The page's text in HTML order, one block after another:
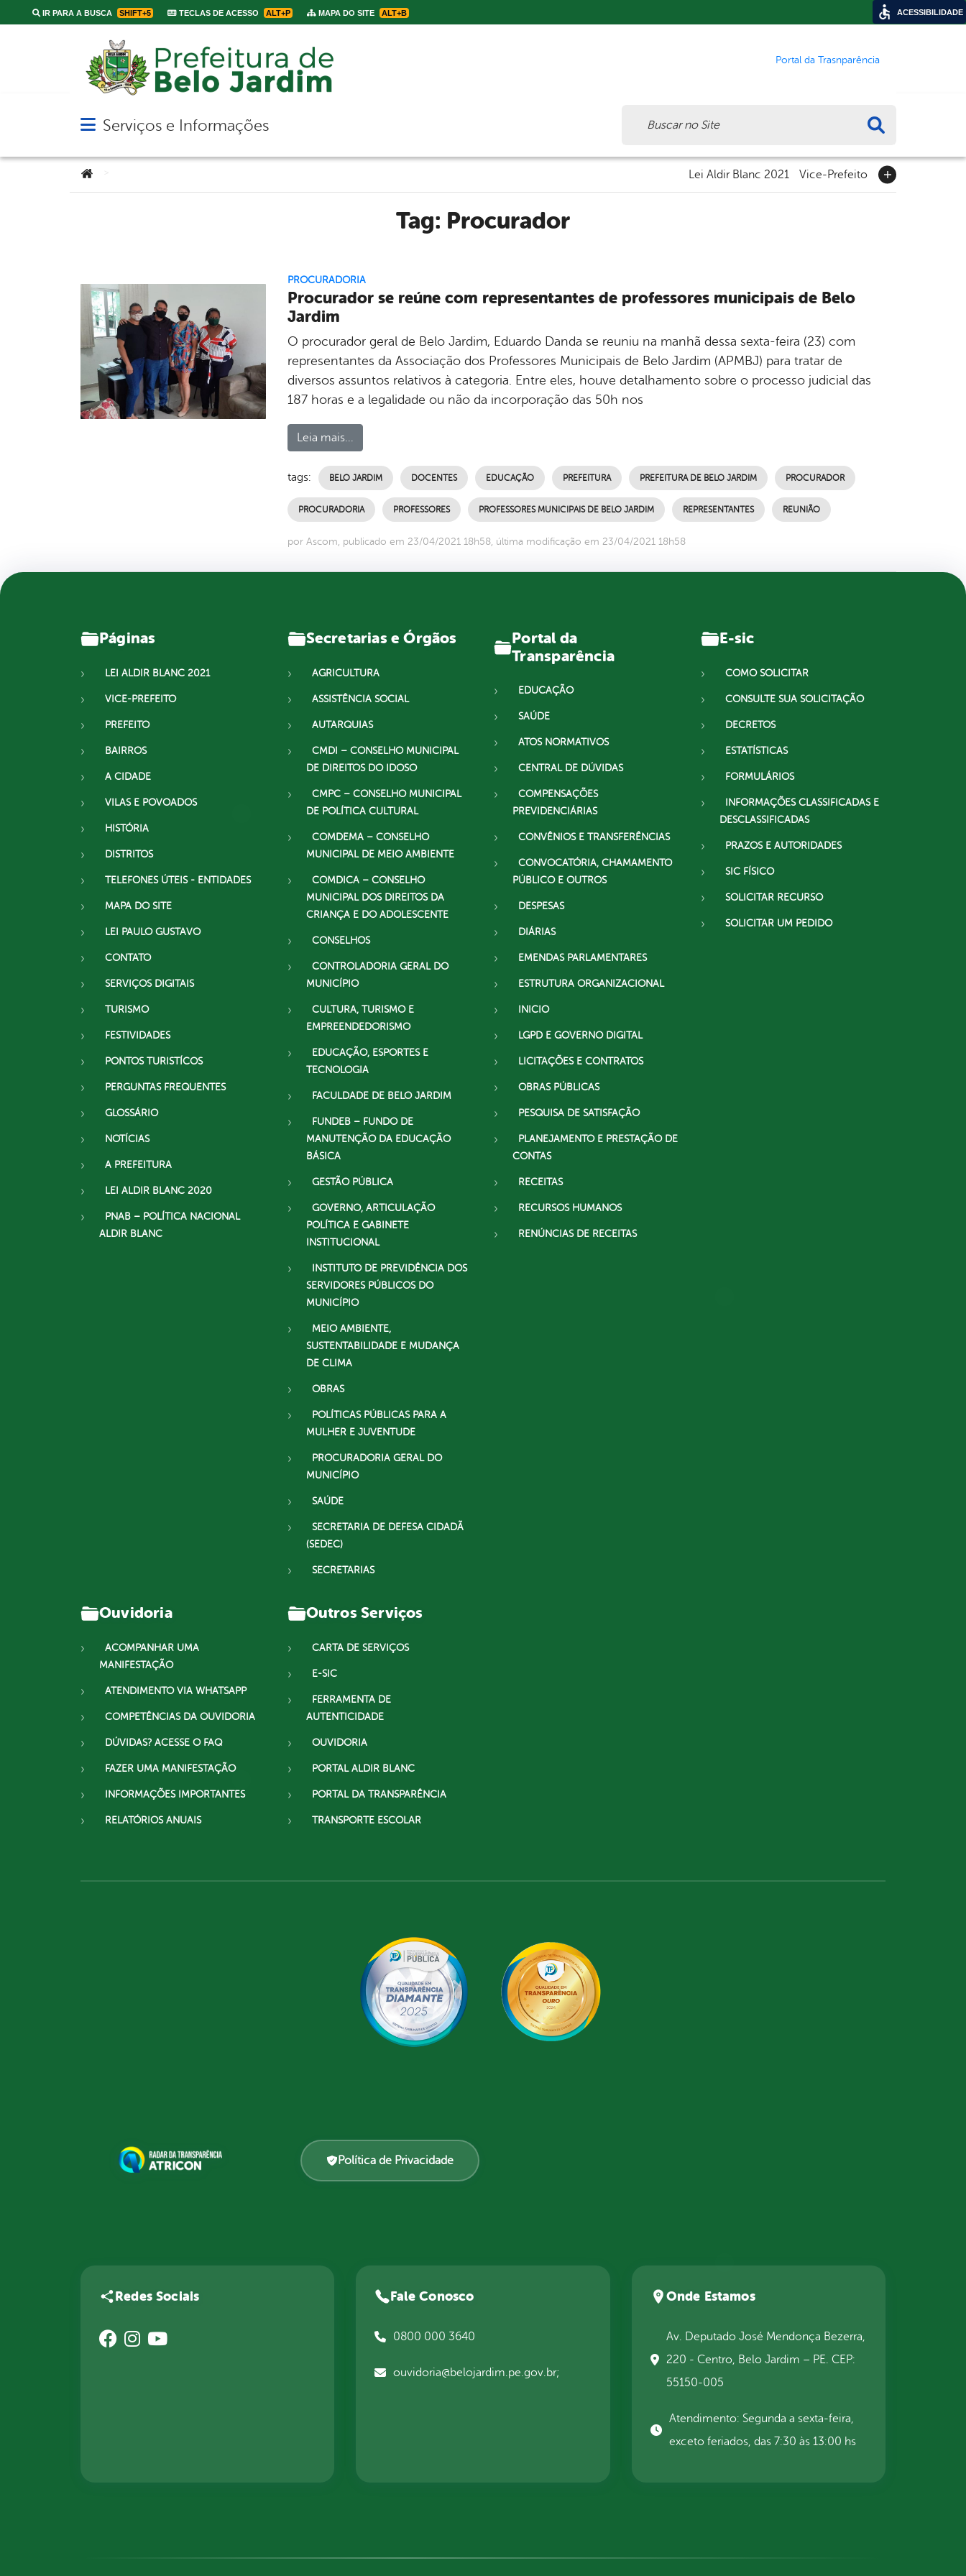
IR PARA A BUSCA SHIFT+5 TECLAS DE ACESSO ALT+P MAPA DO SITE ALT+B
Portal da Trasnparência
Abrir menu principal de navegação
Serviços e Informações
Você está aqui: Lei Aldir Blanc 2021 Vice-Prefeito
Tag: Procurador
PROCURADORIA
Procurador se reúne com representantes de professores municipais de Belo
Jardim
O procurador geral de Belo Jardim, Eduardo Danda se reuniu na manhã dessa sexta-feira (23) com
representantes da Associação dos Professores Municipais de Belo Jardim (APMBJ) para tratar de
diversos assuntos relativos à categoria. Entre eles, houve detalhamento sobre o processo judicial das
187 horas e a legalidade ou não da incorporação das 50h nos
Leia mais...
tags: BELO JARDIM DOCENTES EDUCAÇÃO PREFEITURA PREFEITURA DE BELO JARDIM PROCURADOR
PROCURADORIA PROFESSORES PROFESSORES MUNICIPAIS DE BELO JARDIM REPRESENTANTES REUNIÃO
por Ascom, publicado em 23/04/2021 18h58, última modificação em 23/04/2021 18h58
Páginas
LEI ALDIR BLANC 2021
VICE-PREFEITO
PREFEITO
BAIRROS
A CIDADE
VILAS E POVOADOS
HISTÓRIA
DISTRITOS
TELEFONES ÚTEIS - ENTIDADES
MAPA DO SITE
LEI PAULO GUSTAVO
CONTATO
SERVIÇOS DIGITAIS
TURISMO
FESTIVIDADES
PONTOS TURISTÍCOS
PERGUNTAS FREQUENTES
GLOSSÁRIO
NOTÍCIAS
A PREFEITURA
LEI ALDIR BLANC 2020
PNAB – POLÍTICA NACIONAL
ALDIR BLANC
Secretarias e Órgãos
AGRICULTURA
ASSISTÊNCIA SOCIAL
AUTARQUIAS
CMDI – CONSELHO MUNICIPAL
DE DIREITOS DO IDOSO
CMPC – CONSELHO MUNICIPAL
DE POLÍTICA CULTURAL
COMDEMA – CONSELHO
MUNICIPAL DE MEIO AMBIENTE
COMDICA – CONSELHO
MUNICIPAL DOS DIREITOS DA
CRIANÇA E DO ADOLESCENTE
CONSELHOS
CONTROLADORIA GERAL DO
MUNICÍPIO
CULTURA, TURISMO E
EMPREENDEDORISMO
EDUCAÇÃO, ESPORTES E
TECNOLOGIA
FACULDADE DE BELO JARDIM
FUNDEB – FUNDO DE
MANUTENÇÃO DA EDUCAÇÃO
BÁSICA
GESTÃO PÚBLICA
GOVERNO, ARTICULAÇÃO
POLÍTICA E GABINETE
INSTITUCIONAL
INSTITUTO DE PREVIDÊNCIA DOS
SERVIDORES PÚBLICOS DO
MUNICÍPIO
MEIO AMBIENTE,
SUSTENTABILIDADE E MUDANÇA
DE CLIMA
OBRAS
POLÍTICAS PÚBLICAS PARA A
MULHER E JUVENTUDE
PROCURADORIA GERAL DO
MUNICÍPIO
SAÚDE
SECRETARIA DE DEFESA CIDADÃ
(SEDEC)
SECRETARIAS
Portal da
Transparência
EDUCAÇÃO
SAÚDE
ATOS NORMATIVOS
CENTRAL DE DÚVIDAS
COMPENSAÇÕES
PREVIDENCIÁRIAS
CONVÊNIOS E TRANSFERÊNCIAS
CONVOCATÓRIA, CHAMAMENTO
PÚBLICO E OUTROS
DESPESAS
DIÁRIAS
EMENDAS PARLAMENTARES
ESTRUTURA ORGANIZACIONAL
INICIO
LGPD E GOVERNO DIGITAL
LICITAÇÕES E CONTRATOS
OBRAS PÚBLICAS
PESQUISA DE SATISFAÇÃO
PLANEJAMENTO E PRESTAÇÃO DE
CONTAS
RECEITAS
RECURSOS HUMANOS
RENÚNCIAS DE RECEITAS
E-sic
COMO SOLICITAR
CONSULTE SUA SOLICITAÇÃO
DECRETOS
ESTATÍSTICAS
FORMULÁRIOS
INFORMAÇÕES CLASSIFICADAS E
DESCLASSIFICADAS
PRAZOS E AUTORIDADES
SIC FÍSICO
SOLICITAR RECURSO
SOLICITAR UM PEDIDO
Ouvidoria
ACOMPANHAR UMA
MANIFESTAÇÃO
ATENDIMENTO VIA WHATSAPP
COMPETÊNCIAS DA OUVIDORIA
DÚVIDAS? ACESSE O FAQ
FAZER UMA MANIFESTAÇÃO
INFORMAÇÕES IMPORTANTES
RELATÓRIOS ANUAIS
Outros Serviços
CARTA DE SERVIÇOS
E-SIC
FERRAMENTA DE
AUTENTICIDADE
OUVIDORIA
PORTAL ALDIR BLANC
PORTAL DA TRANSPARÊNCIA
TRANSPORTE ESCOLAR
Política de Privacidade
Redes Sociais Fale Conosco
0800 000 3640
ouvidoria@belojardim.pe.gov.br;
Onde Estamos
Av. Deputado José Mendonça Bezerra,
220 - Centro, Belo Jardim – PE. CEP:
55150-005
Atendimento: Segunda a sexta-feira,
exceto feriados, das 7:30 às 13:00 hs
ACESSIBILIDADE